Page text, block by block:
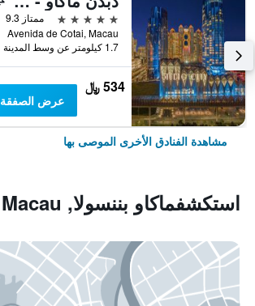
5 نجوم
ممتاز 9.3
Avenida de Cotai, Macau
1.7 كيلومتر عن وسط المدينة
534 ﷼
عرض الصفقة
مشاهدة الفنادق الأخرى الموصى بها
استكشفماكاو بننسولا, Macau